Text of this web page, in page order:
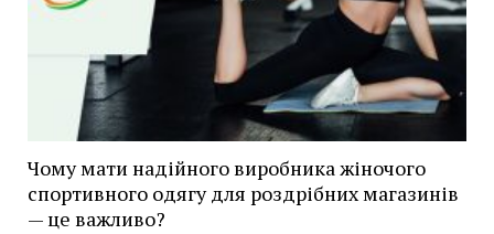
Чому мати надійного виробника жіночого
спортивного одягу для роздрібних магазинів
— це важливо?